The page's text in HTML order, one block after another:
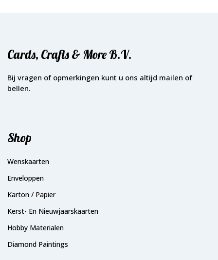
Cards, Crafts & More B.V.
Bij vragen of opmerkingen kunt u ons altijd mailen of
bellen.
Shop
Wenskaarten
Enveloppen
Karton / Papier
Kerst- En Nieuwjaarskaarten
Hobby Materialen
Diamond Paintings